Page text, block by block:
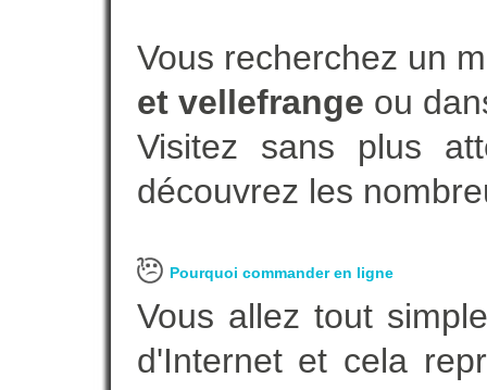
Vous recherchez un
et vellefrange ou
Visitez sans plus
découvrez les
Pourquoi commander en ligne
Vous allez tout
d'Internet et cela